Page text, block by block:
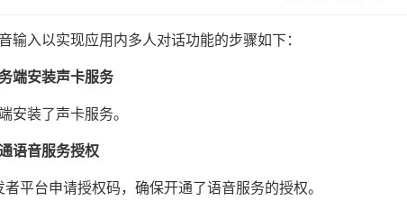
输入以实现应用内多人对话功能的步骤如下：
端安装声卡服务
安装了声卡服务。
语音服务授权
者平台申请授权码，确保开通了语音服务的授权。